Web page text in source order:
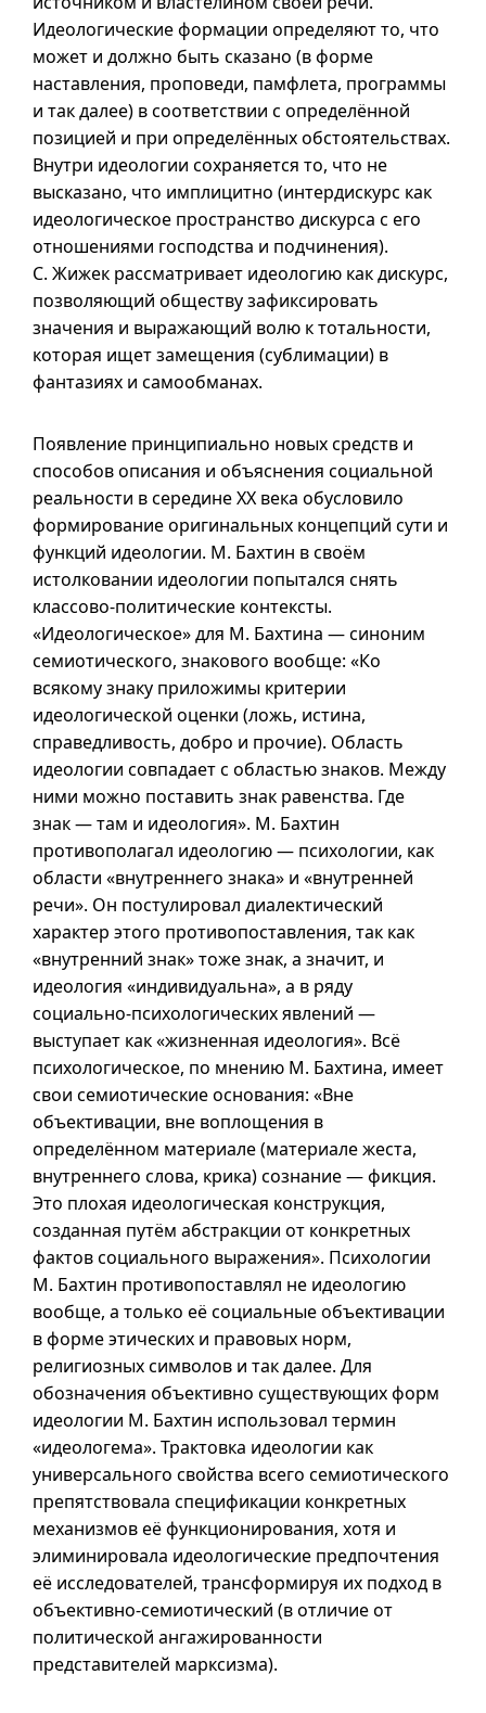
Идеологические формации определяют то, что
может и должно быть сказано (в форме
наставления, проповеди, памфлета, программы
и так далее) в соответствии с определённой
позицией и при определённых обстоятельствах.
Внутри идеологии сохраняется то, что не
высказано, что имплицитно (интердискурс как
идеологическое пространство дискурса с его
отношениями господства и подчинения).
С. Жижек рассматривает идеологию как дискурс,
позволяющий обществу зафиксировать
значения и выражающий волю к тотальности,
которая ищет замещения (сублимации) в
фантазиях и самообманах.
Появление принципиально новых средств и
способов описания и объяснения социальной
реальности в середине XX века обусловило
формирование оригинальных концепций сути и
функций идеологии. М. Бахтин в своём
истолковании идеологии попытался снять
классово-политические контексты.
«Идеологическое» для М. Бахтина — синоним
семиотического, знакового вообще: «Ко
всякому знаку приложимы критерии
идеологической оценки (ложь, истина,
справедливость, добро и прочие). Область
идеологии совпадает с областью знаков. Между
ними можно поставить знак равенства. Где
знак — там и идеология». М. Бахтин
противополагал идеологию — психологии, как
области «внутреннего знака» и «внутренней
речи». Он постулировал диалектический
характер этого противопоставления, так как
«внутренний знак» тоже знак, а значит, и
идеология «индивидуальна», а в ряду
социально-психологических явлений —
выступает как «жизненная идеология». Всё
психологическое, по мнению М. Бахтина, имеет
свои семиотические основания: «Вне
объективации, вне воплощения в
определённом материале (материале жеста,
внутреннего слова, крика) сознание — фикция.
Это плохая идеологическая конструкция,
созданная путём абстракции от конкретных
фактов социального выражения». Психологии
М. Бахтин противопоставлял не идеологию
вообще, а только её социальные объективации
в форме этических и правовых норм,
религиозных символов и так далее. Для
обозначения объективно существующих форм
идеологии М. Бахтин использовал термин
«идеологема». Трактовка идеологии как
универсального свойства всего семиотического
препятствовала спецификации конкретных
механизмов её функционирования, хотя и
элиминировала идеологические предпочтения
её исследователей, трансформируя их подход в
объективно-семиотический (в отличие от
политической ангажированности
представителей марксизма).